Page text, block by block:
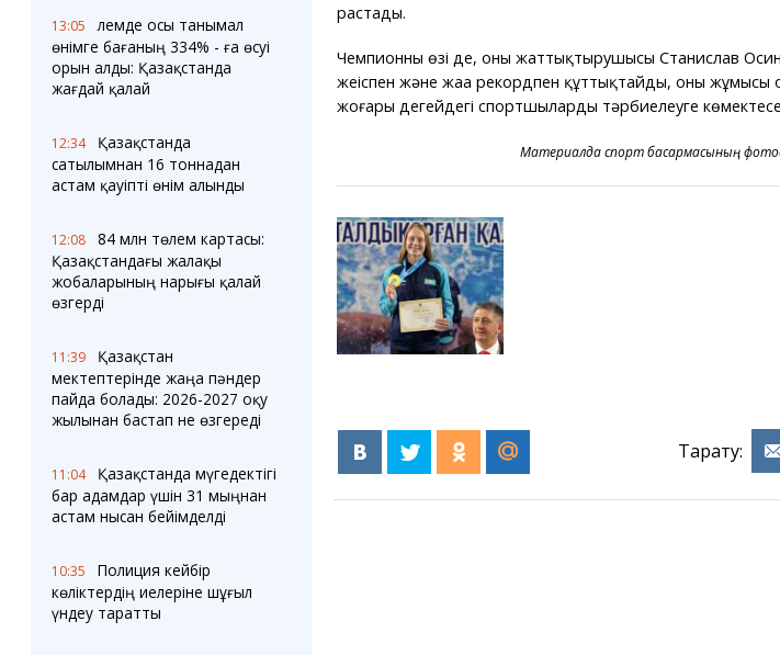
13:05
Әлемде осы танымал
өнімге бағаның 334% - ға өсуі
орын алды: Қазақстанда
жағдай қалай
12:34
Қазақстанда
сатылымнан 16 тоннадан
астам қауіпті өнім алынды
12:08
84 млн төлем картасы:
Қазақстандағы жалақы
жобаларының нарығы қалай
өзгерді
11:39
Қазақстан
мектептерінде жаңа пәндер
пайда болады: 2026-2027 оқу
жылынан бастап не өзгереді
11:04
Қазақстанда мүгедектігі
бар адамдар үшін 31 мыңнан
астам нысан бейімделді
10:35
Полиция кейбір
көліктердің иелеріне шұғыл
үндеу таратты
растады.
Чемпионның өзі де, оның жаттықтырушысы Станислав
жеңіспен және жаңа рекордпен құттықтайды, оның жұмысы
жоғары деңгейдегі спортшыларды тәрбиелеуге
Материалда спорт басқармасының
Тарату: